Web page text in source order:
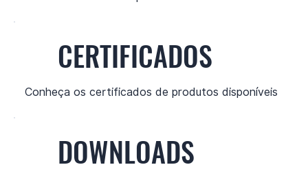
CERTIFICADOS
Conheça os certificados de produtos disponíveis
DOWNLOADS